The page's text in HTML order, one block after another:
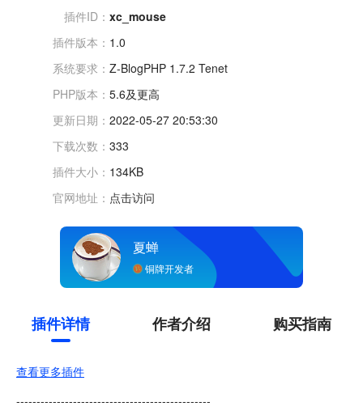
插件ID： xc_mouse
插件版本： 1.0
系统要求： Z-BlogPHP 1.7.2 Tenet
PHP版本： 5.6及更高
更新日期： 2022-05-27 20:53:30
下载次数： 333
插件大小： 134KB
官网地址： 点击访问
夏蝉
铜牌开发者
插件详情 作者介绍 购买指南
查看更多插件
------------------------------------------------